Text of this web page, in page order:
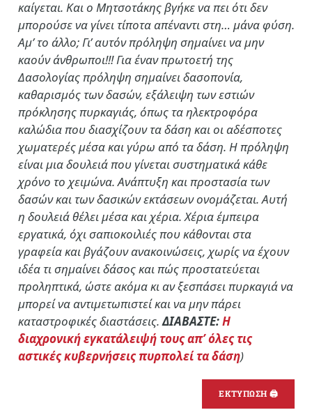
καίγεται. Και ο Μητσοτάκης βγήκε να πει ότι δεν
μπορούσε να γίνει τίποτα απέναντι στη… μάνα φύση.
Αμ’ το άλλο; Γι’ αυτόν πρόληψη σημαίνει να μην
καούν άνθρωποι!!! Για έναν πρωτοετή της
Δασολογίας πρόληψη σημαίνει δασοπονία,
καθαρισμός των δασών, εξάλειψη των εστιών
πρόκλησης πυρκαγιάς, όπως τα ηλεκτροφόρα
καλώδια που διασχίζουν τα δάση και οι αδέσποτες
χωματερές μέσα και γύρω από τα δάση. Η πρόληψη
είναι μια δουλειά που γίνεται συστηματικά κάθε
χρόνο το χειμώνα. Ανάπτυξη και προστασία των
δασών και των δασικών εκτάσεων ονομάζεται. Αυτή
η δουλειά θέλει μέσα και χέρια. Χέρια έμπειρα
εργατικά, όχι σαπιοκοιλιές που κάθονται στα
γραφεία και βγάζουν ανακοινώσεις, χωρίς να έχουν
ιδέα τι σημαίνει δάσος και πώς προστατεύεται
προληπτικά, ώστε ακόμα κι αν ξεσπάσει πυρκαγιά να
μπορεί να αντιμετωπιστεί και να μην πάρει
καταστροφικές διαστάσεις.ΔΙΑΒΑΣΤΕ:Η
διαχρονική εγκατάλειψή τους απ’ όλες τις
αστικές κυβερνήσεις πυρπολεί τα δάση)
ΕΚΤΥΠΩΣΗ 🖨